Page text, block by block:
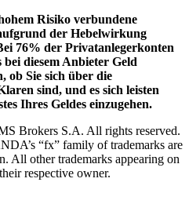
Risiko verbundene
der Hebelwirkung
76% der Privatanlegerkonten
diesem Anbieter Geld
ob Sie sich über die
sind, und es sich leisten
Ihres Geldes einzugehen.
Brokers S.A. All rights reserved.
“fx” family of trademarks are
All other trademarks appearing on
respective owner.